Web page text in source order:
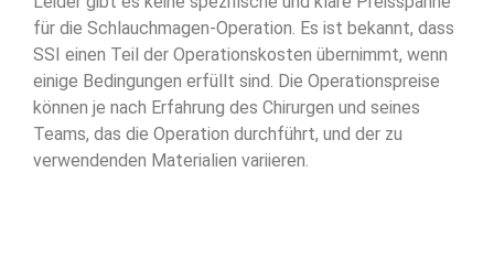
für die Schlauchmagen-Operation. Es ist bekannt, dass
SSI einen Teil der Operationskosten übernimmt, wenn
einige Bedingungen erfüllt sind. Die Operationspreise
können je nach Erfahrung des Chirurgen und seines
Teams, das die Operation durchführt, und der zu
verwendenden Materialien variieren.